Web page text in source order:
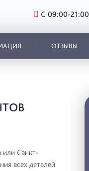
С 09:00-21:00
ОТЗЫВЫ
Санкт-
всех деталей